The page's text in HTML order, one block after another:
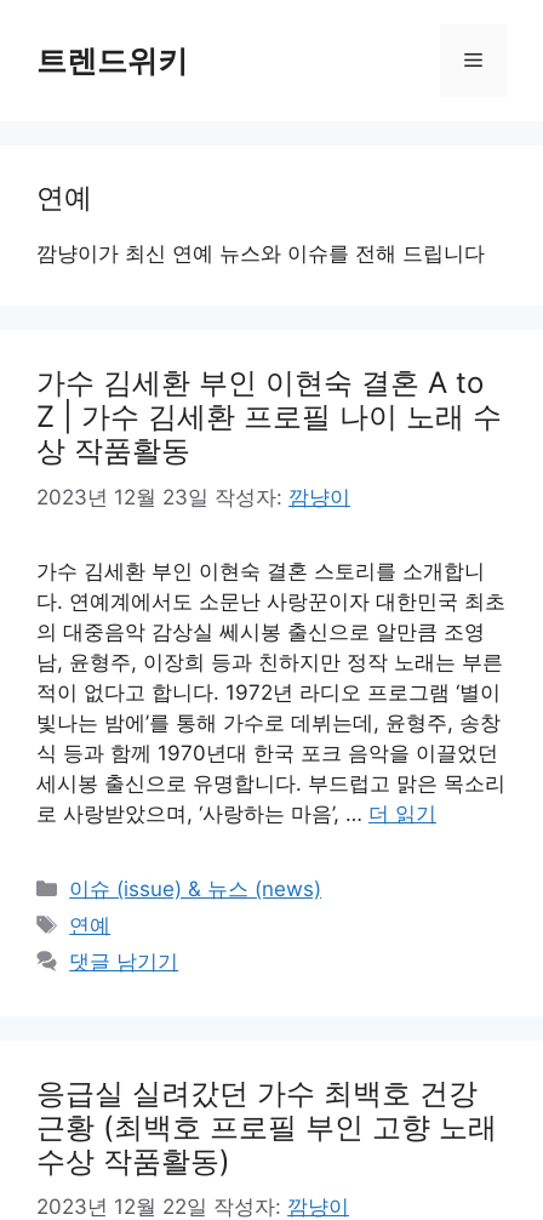
트렌드위키 메
연예
깜냥이가 최신 연예 뉴스와 이슈를 전해 드립니다
가수 김세환 부인 이현숙 결혼 A to
Z | 가수 김세환 프로필 나이 노래 수
상 작품활동
2023년 12월 23일 작성자: 깜냥이
가수 김세환 부인 이현숙 결혼 스토리를 소개합니
다. 연예계에서도 소문난 사랑꾼이자 대한민국 최초
의 대중음악 감상실 쎄시봉 출신으로 알만큼 조영
남, 윤형주, 이장희 등과 친하지만 정작 노래는 부른
적이 없다고 합니다. 1972년 라디오 프로그램 ‘별이
빛나는 밤에’를 통해 가수로 데뷔는데, 윤형주, 송창
식 등과 함께 1970년대 한국 포크 음악을 이끌었던
세시봉 출신으로 유명합니다. 부드럽고 맑은 목소리
로 사랑받았으며, ‘사랑하는 마음’, … 더 읽기
카
테
리
이슈 (issue) & 뉴스 (news)
태
그
연예
댓글 남기기
응급실 실려갔던 가수 최백호 건강
근황 (최백호 프로필 부인 고향 노래
수상 작품활동)
2023년 12월 22일 작성자: 깜냥이